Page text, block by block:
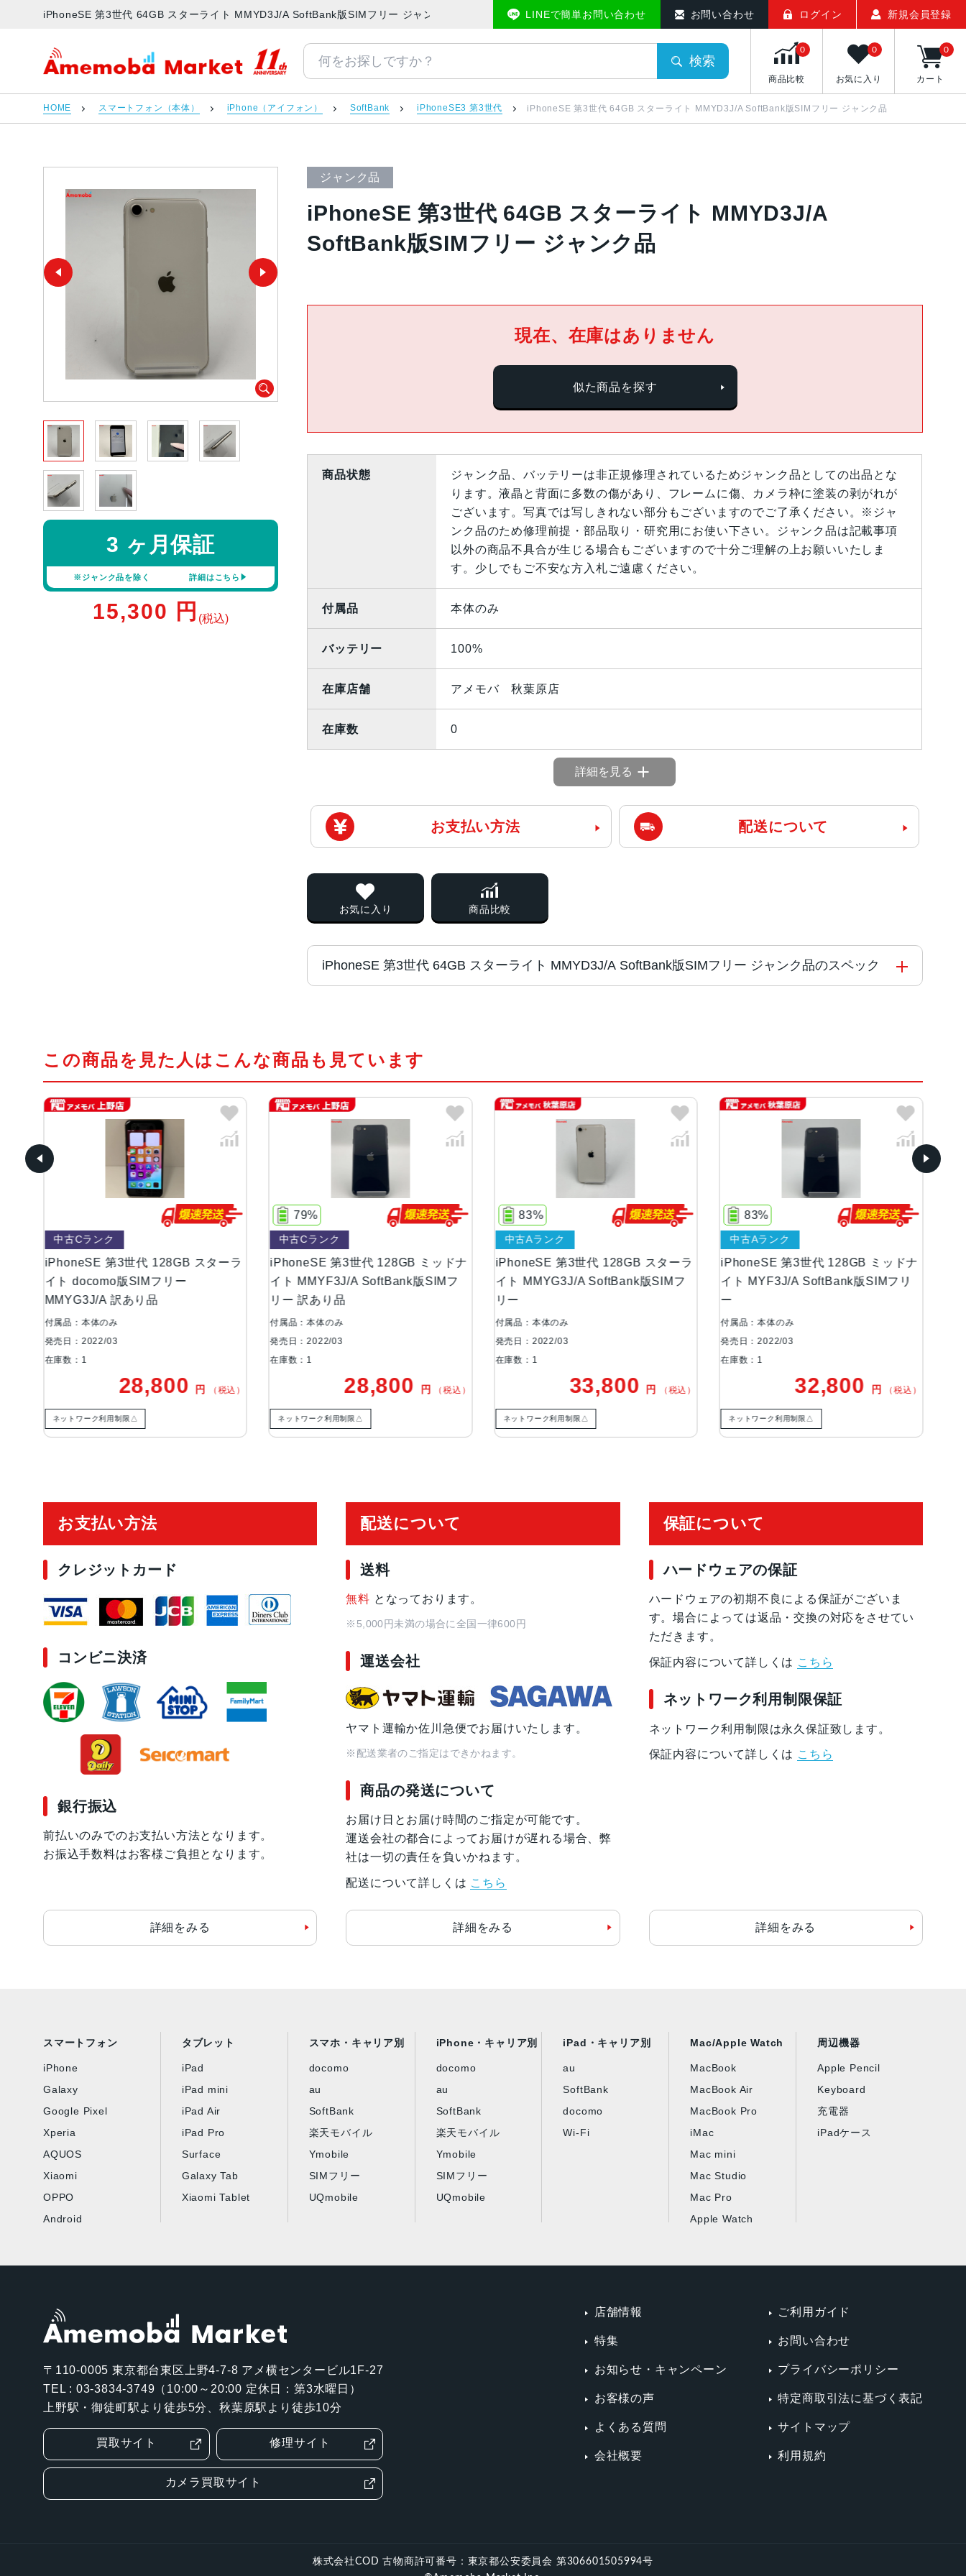
iPhoneSE 第3世代 64GB スターライト MMYD3J/A SoftBank版SIMフリー ジャンク品 | 中古スマホ販売のアメモバマーケット
LINEで簡単お問い合わせ お問い合わせ ログイン 新規会員登録
アメモバマーケット
検索
商品比較
0
お気に入り
0
カート
0
HOME スマートフォン（本体） iPhone（アイフォン） SoftBank iPhoneSE3 第3世代 iPhoneSE 第3世代 64GB スターライト MMYD3J/A SoftBank版SIMフリー ジャンク品
ジャンク品
iPhoneSE 第3世代 64GB スターライト MMYD3J/A
SoftBank版SIMフリー ジャンク品
3 ヶ月保証
※ジャンク品を除く 詳細はこちら
15,300 円 (税込)
現在、在庫はありません
似た商品を探す
商品状態
ジャンク品、バッテリーは非正規修理されているためジャンク品としての出品とな
ります。液晶と背面に多数の傷があり、フレームに傷、カメラ枠に塗装の剥がれが
ございます。写真では写しきれない部分もございますのでご了承ください。※ジャ
ンク品のため修理前提・部品取り・研究用にお使い下さい。ジャンク品は記載事項
以外の商品不具合が生じる場合もございますので十分ご理解の上お願いいたしま
す。少しでもご不安な方入札ご遠慮ください。
付属品 本体のみ
バッテリー 100%
在庫店舗 アメモバ 秋葉原店
在庫数 0
詳細を見る
お支払い方法 配送について
お気に入り 商品比較
iPhoneSE 第3世代 64GB スターライト MMYD3J/A SoftBank版SIMフリー ジャンク品のスペック
カラー RED、スターライト、ミッドナイト
容量 64GB、128GB、256GB
サイズ・重さ 138.4×67.3×7.3mm ・144g
液晶
防沫性能、耐水性
能、防塵性能
IEC規格60529にもとづくIP67等級（最大水深1メートルで最大30分間）
カメラ
12MP広角カメラƒ/1.8絞り値最大5倍のデジタルズーム進化したボケ効果と深度コン
トロールが使えるポートレートモード6つのエフェクトを備えたポートレートライテ
ィング（自然光、スタジオ照明、輪郭強調照明、ステージ照明、ステージ照明（モ
ノ）、ハイキー照明（モノ））光学式手ぶれ補正6枚構成のレンズLED True Toneフ
バーFocus Pixelsを使ったオートフォーカス写真とLive Photosの広色域キャプチャ
Deep Fusion写真のスマートHDR 4フォトグラフスタイル高度な赤目修正自動手ぶ
れ補正バーストモード写真へのジオタグ添付画像撮影フォーマット：HEIF、JPEG
この商品を見た人はこんな商品も見ています
iPhoneSE 第3世代 128GB スターラ
イト docomo版SIMフリー
MMYG3J/A 訳あり品
中古Cランク
付属品：本体のみ
発売日：2022/03
在庫数：1
28,800 円 （税込）
ネットワーク利用制限△
iPhoneSE 第3世代 128GB ミッドナ
イト MMYF3J/A SoftBank版SIMフ
リー 訳あり品
79%
中古Cランク
付属品：本体のみ
発売日：2022/03
在庫数：1
28,800 円 （税込）
ネットワーク利用制限△
iPhoneSE 第3世代 128GB スターラ
イト MMYG3J/A SoftBank版SIMフ
リー
83%
中古Aランク
付属品：本体のみ
発売日：2022/03
在庫数：1
33,800 円 （税込）
ネットワーク利用制限△
iPhoneSE 第3世代 128GB ミッドナ
イト MYF3J/A SoftBank版SIMフリ
ー
83%
中古Aランク
付属品：本体のみ
発売日：2022/03
在庫数：1
32,800 円 （税込）
ネットワーク利用制限△
お支払い方法
クレジットカード
コンビニ決済
銀行振込
前払いのみでのお支払い方法となります。
お振込手数料はお客様ご負担となります。
詳細をみる
配送について
送料
無料 となっております。
※5,000円未満の場合に全国一律600円
運送会社
ヤマト運輸か佐川急便でお届けいたします。
※配送業者のご指定はできかねます。
商品の発送について
お届け日とお届け時間のご指定が可能です。
運送会社の都合によってお届けが遅れる場合、弊
社は一切の責任を負いかねます。
配送について詳しくは こちら
詳細をみる
保証について
ハードウェアの保証
ハードウェアの初期不良による保証がございま
す。場合によっては返品・交換の対応をさせてい
ただきます。
保証内容について詳しくは こちら
ネットワーク利用制限保証
ネットワーク利用制限は永久保証致します。
保証内容について詳しくは こちら
詳細をみる
スマートフォン
iPhone
Galaxy
Google Pixel
Xperia
AQUOS
Xiaomi
OPPO
Android
タブレット
iPad
iPad mini
iPad Air
iPad Pro
Surface
Galaxy Tab
Xiaomi Tablet
スマホ・キャリア別
docomo
au
SoftBank
楽天モバイル
Ymobile
SIMフリー
UQmobile
iPhone・キャリア別
docomo
au
SoftBank
楽天モバイル
Ymobile
SIMフリー
UQmobile
iPad・キャリア別
au
SoftBank
docomo
Wi-Fi
Mac/Apple Watch
MacBook
MacBook Air
MacBook Pro
iMac
Mac mini
Mac Studio
Mac Pro
Apple Watch
周辺機器
Apple Pencil
Keyboard
充電器
iPadケース
〒110-0005 東京都台東区上野4-7-8 アメ横センタービル1F-27
TEL : 03-3834-3749（10:00～20:00 定休日：第3水曜日）
上野駅・御徒町駅より徒歩5分、秋葉原駅より徒歩10分
買取サイト 修理サイト
カメラ買取サイト
店舗情報
特集
お知らせ・キャンペーン
お客様の声
よくある質問
会社概要
ご利用ガイド
お問い合わせ
プライバシーポリシー
特定商取引法に基づく表記
サイトマップ
利用規約
株式会社COD 古物商許可番号：東京都公安委員会 第306601505994号